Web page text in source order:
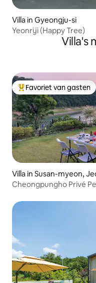
Villa in Gyeongju-si
Yeonriji (Happy Tree)
Villa's
Topfavoriet van gasten
Favoriet van gasten
Villa in Susan-myeon,